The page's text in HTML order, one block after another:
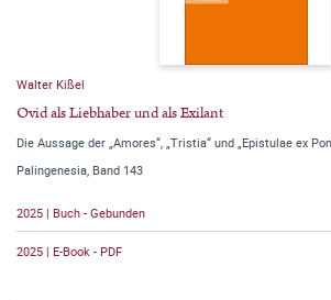
Walter Kißel
Ovid als Liebhaber und als Exilant
Die Aussage der „Amores“, „Tristia“ und „Epistulae ex
Palingenesia, Band 143
2025 | Buch - Gebunden
2025 | E-Book - PDF